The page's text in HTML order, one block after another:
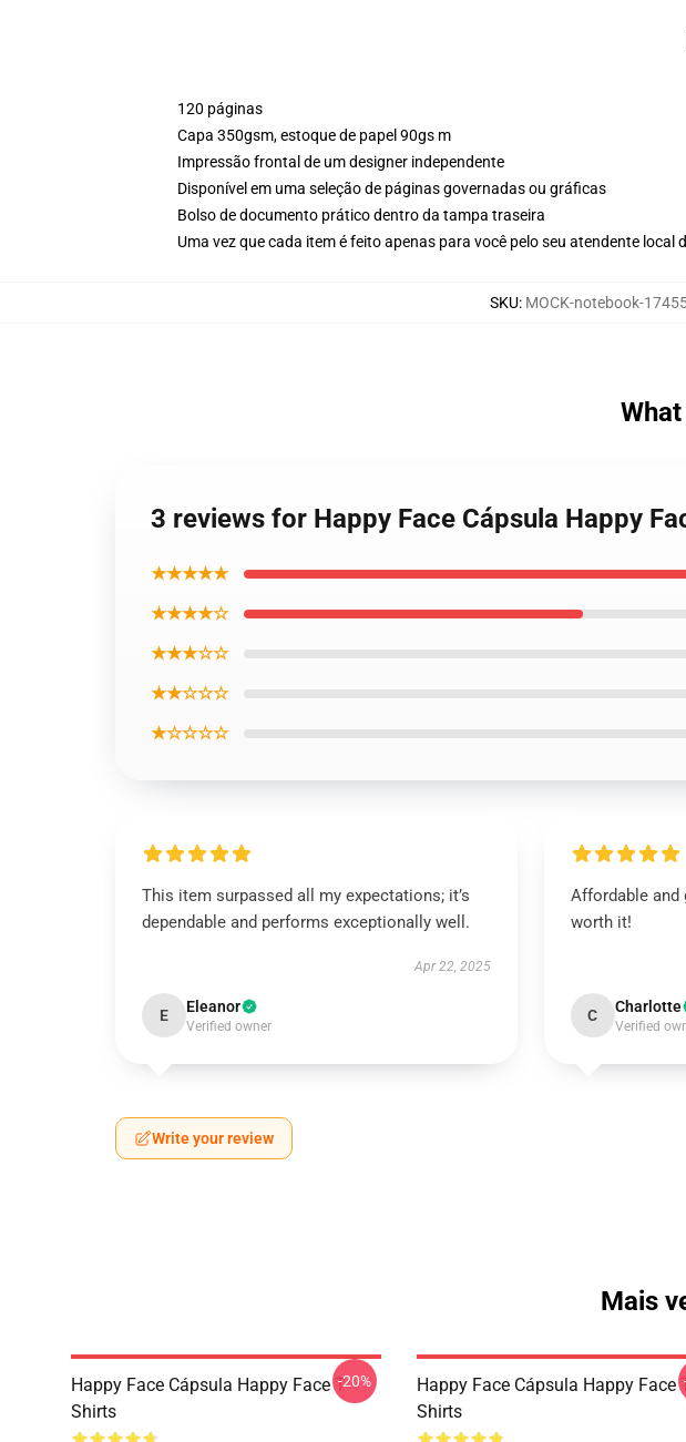
120 páginas
Capa 350gsm, estoque de papel 90gs m
Impressão frontal de um designer independente
Disponível em uma seleção de páginas governadas ou gráficas
Bolso de documento prático dentro da tampa traseira
Uma vez que cada item é feito apenas para você pelo seu atendente
SKU: MOCK-notebook-
3 reviews for Happy Face Cápsula Happy
★★★★★
★★★★☆
★★★☆☆
★★☆☆☆
★☆☆☆☆
This item surpassed all my expectations; it’s
dependable and performs exceptionally well.
Apr 22, 2025
E Eleanor
Verified owner
Affordable and
worth it!
C Charlotte
Verified
Write your review
Mais
Happy Face Cápsula Happy Face T-
Shirts
-20%
Happy Face Cápsula Happy Face
Shirts